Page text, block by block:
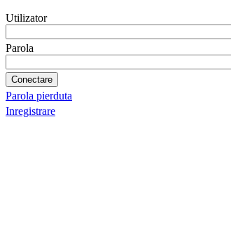
Utilizator
Parola
Parola pierduta
Inregistrare